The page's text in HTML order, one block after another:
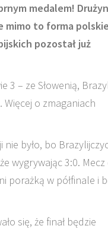
medalem!
mimo to forma
pozostał już
3 – ze Słowenią,
Więcej o zmaganiach
nie było, bo
wygrywając 3:0. Mecz
porażką w półfinale i
się, że finał będzie